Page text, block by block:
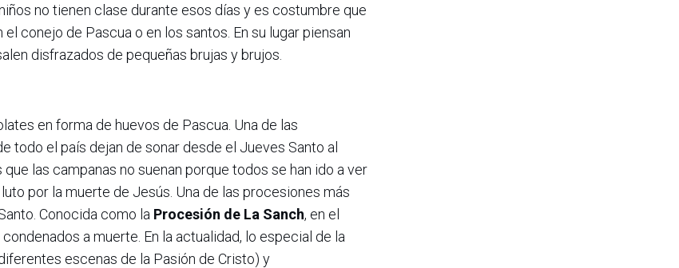
no tienen clase durante esos días y es costumbre que
conejo de Pascua o en los santos. En su lugar piensan
disfrazados de pequeñas brujas y brujos.
en forma de huevos de Pascua. Una de las
todo el país dejan de sonar desde el Jueves Santo al
las campanas no suenan porque todos se han ido a ver
por la muerte de Jesús. Una de las procesiones más
Conocida como la Procesión de La Sanch, en el
a muerte. En la actualidad, lo especial de la
escenas de la Pasión de Cristo) y